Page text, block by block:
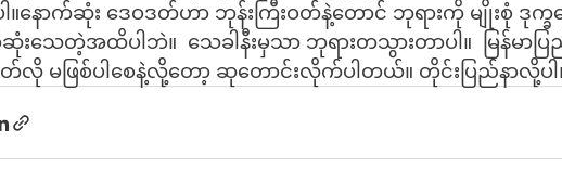
နောက်ဆုံး ဒေဝဒတ်ဟာ ဘုန်းကြီးဝတ်နဲ့တောင် ဘုရားကို မျိုးစုံ ဒုက္ခ
ဆုံးသေတဲ့အထိပါဘဲ။  သေခါနီးမှသာ ဘုရားတသွားတာပါ။  မြန်မ
လို မဖြစ်ပါစေနဲ့လို့တော့ ဆုတောင်းလိုက်ပါတယ်။ တိုင်းပြည်နာလို့ပါ